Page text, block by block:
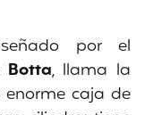
por el
Botta, llama la
caja de